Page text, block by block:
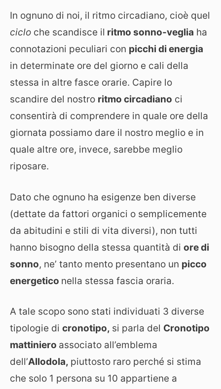
In ognuno di noi, il ritmo circadiano, cioè quel
ciclo che scandisce il ritmo sonno-veglia ha
connotazioni peculiari con picchi di energia
in determinate ore del giorno e cali della
stessa in altre fasce orarie. Capire lo
scandire del nostro ritmo circadiano ci
consentirà di comprendere in quale ore della
giornata possiamo dare il nostro meglio e in
quale altre ore, invece, sarebbe meglio
riposare.
Dato che ognuno ha esigenze ben diverse
(dettate da fattori organici o semplicemente
da abitudini e stili di vita diversi), non tutti
hanno bisogno della stessa quantità di ore di
sonno, ne’ tanto mento presentano un picco
energetico nella stessa fascia oraria.
A tale scopo sono stati individuati 3 diverse
tipologie di cronotipo, si parla del Cronotipo
mattiniero associato all’emblema
dell’Allodola, piuttosto raro perché si stima
che solo 1 persona su 10 appartiene a